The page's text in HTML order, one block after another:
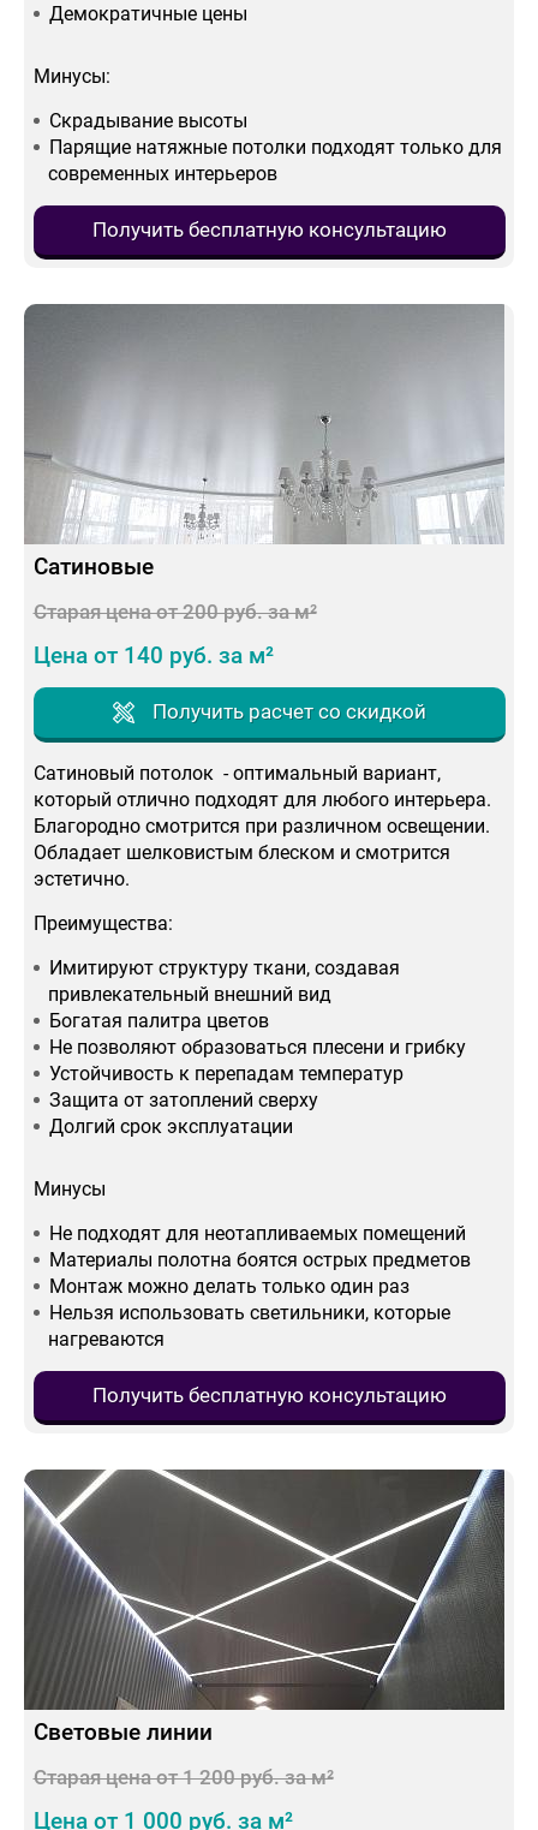
Демократичные цены
Минусы:
Скрадывание высоты
Парящие натяжные потолки подходят только для
современных интерьеров
Получить бесплатную консультацию
Сатиновые
Старая цена от 200 руб. за м²
Цена от 140 руб. за м²
Получить расчет со скидкой
Сатиновый потолок - оптимальный вариант,
который отлично подходят для любого интерьера.
Благородно смотрится при различном освещении.
Обладает шелковистым блеском и смотрится
эстетично.
Преимущества:
Имитируют структуру ткани, создавая
привлекательный внешний вид
Богатая палитра цветов
Не позволяют образоваться плесени и грибку
Устойчивость к перепадам температур
Защита от затоплений сверху
Долгий срок эксплуатации
Минусы
Не подходят для неотапливаемых помещений
Материалы полотна боятся острых предметов
Монтаж можно делать только один раз
Нельзя использовать светильники, которые
нагреваются
Получить бесплатную консультацию
Световые линии
Старая цена от 1 200 руб. за м²
Цена от 1 000 руб. за м²